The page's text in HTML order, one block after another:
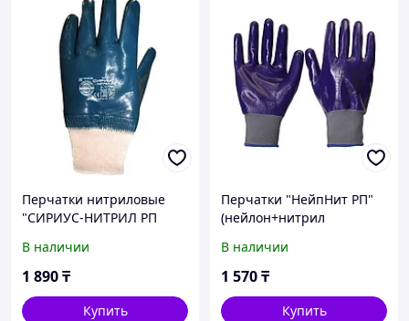
Перчатки нитриловые
"СИРИУС-НИТРИЛ РП
манжет облив. р. 9,10,11
В наличии
1 890₸
Купить
Перчатки "НейпНит РП"
(нейлон+нитрил
В наличии
1 570₸
Купить